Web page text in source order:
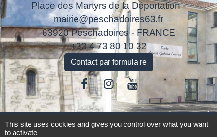
Place des Martyrs de la Déportation -
mairie@peschadoires63.fr
63920 Peschadoires - FRANCE
+33 4 73 80 10 32
Contact par formulaire
Liens
This site uses cookies and gives you control over what you want
to activate